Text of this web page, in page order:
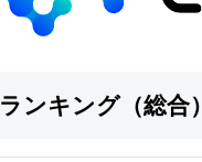
ランキング（総合）